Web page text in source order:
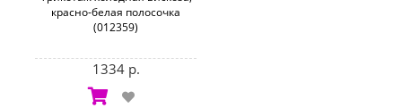
красно-белая полосочка
(012359)
1334 р.